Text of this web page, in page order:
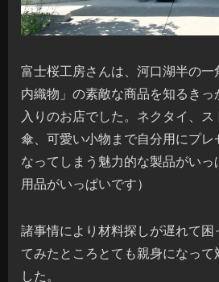
富士桜工房さんは、河口湖半の
内織物」の素敵な商品を知るき
入りのお店でした。ネクタイ、ス
傘、可愛い小物まで自分用にプレ
なってしまう魅力的な製品がい
用品がいっぱいです）
諸事情により材料探しが遅れて困
てみたところとても親身になって
した。